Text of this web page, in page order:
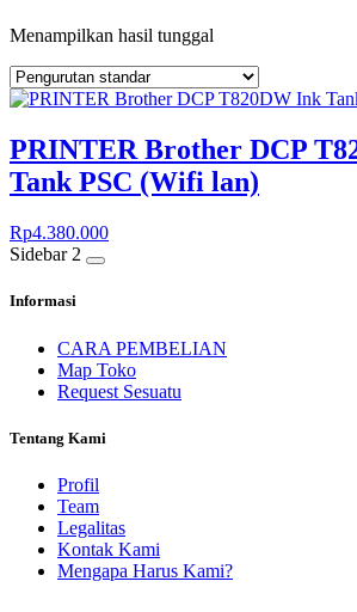
Menampilkan hasil tunggal
PRINTER Brother DCP
Tank PSC (Wifi lan)
Rp4.380.000
Sidebar 2
Informasi
CARA PEMBELIAN
Map Toko
Request Sesuatu
Tentang Kami
Profil
Team
Legalitas
Kontak Kami
Mengapa Harus Kami?